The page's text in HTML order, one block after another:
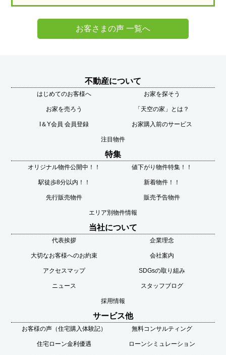
お客さまの声 一覧へ
不動産について
はじめてのお客様へ お家を探そう
お家を売ろう 「天空の家」とは？
I＆Y会員 会員登録 お家購入前のサービス
注目物件
特集
オリジナル物件公開中！！ 値下がり物件特集！！
駅徒歩8分以内！！ 新着物件！！
先行販売物件 販売予告物件
エリア別物件情報
当社について
代表挨拶 企業理念
大切なお客様へのお約束 会社案内
アクセスマップ SDGsの取り組み
ニュース スタッフブログ
採用情報
サービス他
お客様の声（住宅購入体験記） 無料コンサルティング
住宅ローン金利優遇 ローンシミュレーション